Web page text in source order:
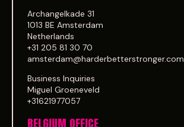
Archangelkade 31
1013 BE Amsterdam
Netherlands
+31 205 81 30 70
amsterdam@harderbetterstronger.com
Business Inquiries
Miguel Groeneveld
+31621977057
BELGIUM OFFICE